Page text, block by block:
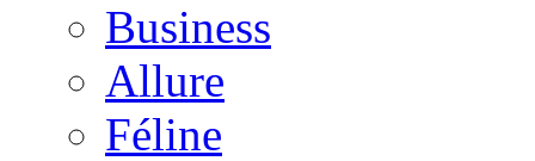
Business
Allure
Féline